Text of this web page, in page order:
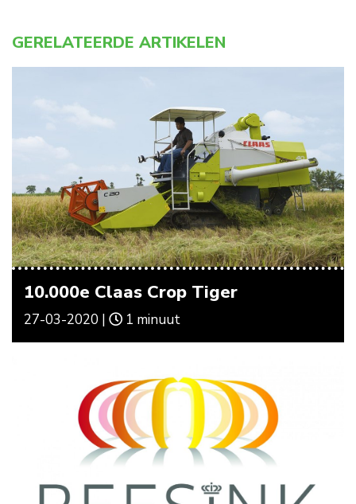
GERELATEERDE ARTIKELEN
10.000e Claas Crop Tiger
27-03-2020 | 1 minuut